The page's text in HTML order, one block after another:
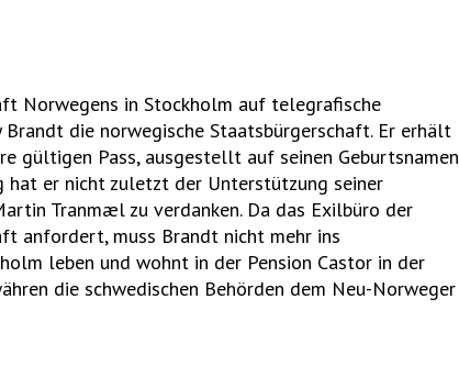
Norwegens in Stockholm auf telegrafische
die norwegische Staatsbürgerschaft. Er erhält
gültigen Pass, ausgestellt auf seinen Geburtsnamen
hat er nicht zuletzt der Unterstützung seiner
Tranmæl zu verdanken. Da das Exilbüro der
anfordert, muss Brandt nicht mehr ins
leben und wohnt in der Pension Castor in der
die schwedischen Behörden dem Neu-Norweger